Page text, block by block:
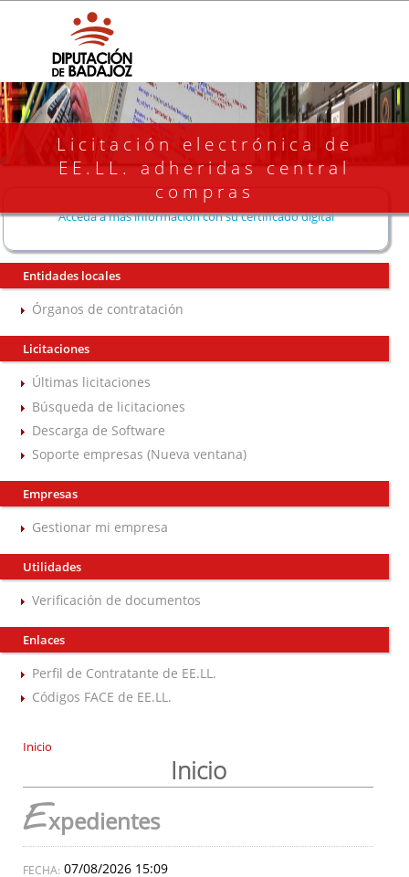
Licitación electrónica de
EE.LL. adheridas central
compras
Acceda a más información con su certificado digital
Entidades locales
Órganos de contratación
Licitaciones
Últimas licitaciones
Búsqueda de licitaciones
Descarga de Software
Soporte empresas (Nueva ventana)
Empresas
Gestionar mi empresa
Utilidades
Verificación de documentos
Enlaces
Perfil de Contratante de EE.LL.
Códigos FACE de EE.LL.
Inicio
Inicio
Expedientes
07/08/2026 15:09